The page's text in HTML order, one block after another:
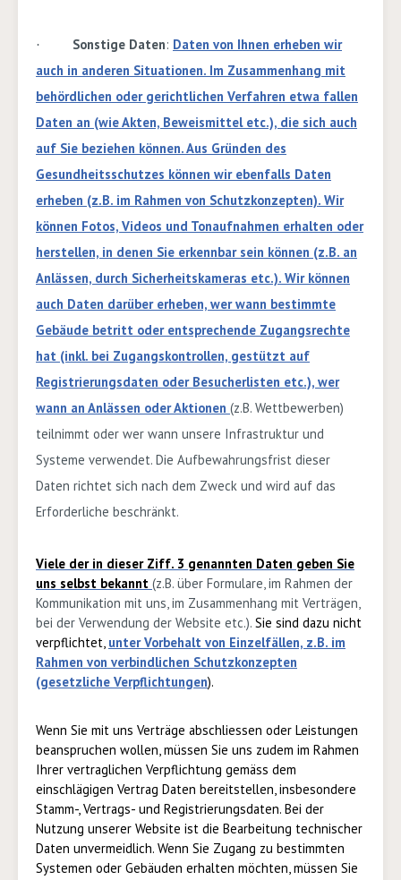
· Sonstige Daten: Daten von Ihnen erheben wir
auch in anderen Situationen. Im Zusammenhang mit
behördlichen oder gerichtlichen Verfahren etwa fallen
Daten an (wie Akten, Beweismittel etc.), die sich auch
auf Sie beziehen können. Aus Gründen des
Gesundheitsschutzes können wir ebenfalls Daten
erheben (z.B. im Rahmen von Schutzkonzepten). Wir
können Fotos, Videos und Tonaufnahmen erhalten oder
herstellen, in denen Sie erkennbar sein können (z.B. an
Anlässen, durch Sicherheitskameras etc.). Wir können
auch Daten darüber erheben, wer wann bestimmte
Gebäude betritt oder entsprechende Zugangsrechte
hat (inkl. bei Zugangskontrollen, gestützt auf
Registrierungsdaten oder Besucherlisten etc.), wer
wann an Anlässen oder Aktionen (z.B. Wettbewerben)
teilnimmt oder wer wann unsere Infrastruktur und
Systeme verwendet. Die Aufbewahrungsfrist dieser
Daten richtet sich nach dem Zweck und wird auf das
Erforderliche beschränkt.
Viele der in dieser Ziff. 3 genannten Daten geben Sie
uns selbst bekannt (z.B. über Formulare, im Rahmen der
Kommunikation mit uns, im Zusammenhang mit Verträgen,
bei der Verwendung der Website etc.). Sie sind dazu nicht
verpflichtet, unter Vorbehalt von Einzelfällen, z.B. im
Rahmen von verbindlichen Schutzkonzepten
(gesetzliche Verpflichtungen).
Wenn Sie mit uns Verträge abschliessen oder Leistungen
beanspruchen wollen, müssen Sie uns zudem im Rahmen
Ihrer vertraglichen Verpflichtung gemäss dem
einschlägigen Vertrag Daten bereitstellen, insbesondere
Stamm-, Vertrags- und Registrierungsdaten. Bei der
Nutzung unserer Website ist die Bearbeitung technischer
Daten unvermeidlich. Wenn Sie Zugang zu bestimmten
Systemen oder Gebäuden erhalten möchten, müssen Sie